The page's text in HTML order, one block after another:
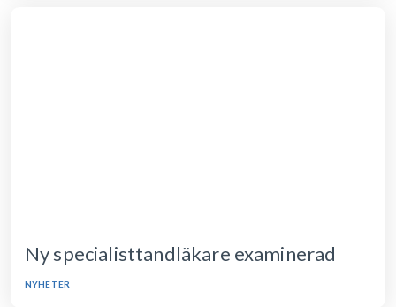
Ny specialisttandläkare examinerad
NYHETER